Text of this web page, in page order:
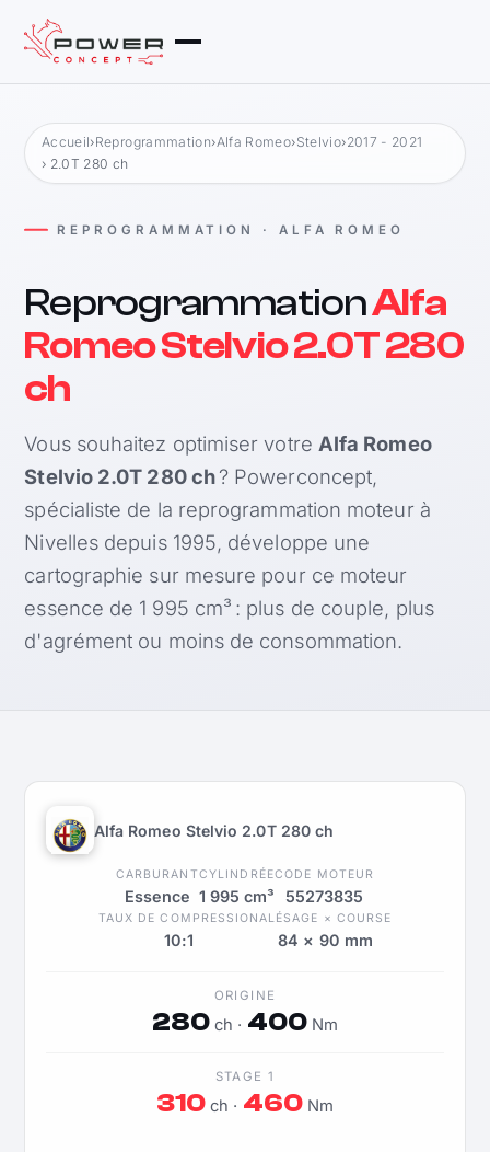
Accueil›Reprogrammation›Alfa Romeo›Stelvio›2017 - 2021
› 2.0T 280 ch
REPROGRAMMATION · ALFA ROMEO
ReprogrammationAlfa
Romeo Stelvio 2.0T 280
ch
Vous souhaitez optimiser votre Alfa Romeo
Stelvio 2.0T 280 ch? Powerconcept,
spécialiste de la reprogrammation moteur à
Nivelles depuis 1995, développe une
cartographie sur mesure pour ce moteur
essence de 1 995 cm³ : plus de couple, plus
d'agrément ou moins de consommation.
Alfa Romeo Stelvio 2.0T 280 ch
CARBURANT
Essence
CYLINDRÉE
1 995 cm³
CODE MOTEUR
55273835
TAUX DE COMPRESSION
10:1
ALÉSAGE × COURSE
84 × 90 mm
ORIGINE
280 ch · 400Nm
STAGE 1
310 ch · 460Nm